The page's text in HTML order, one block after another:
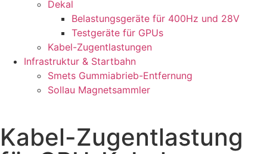
Dekal
Belastungsgeräte für 400Hz und 28V
Testgeräte für GPUs
Kabel-Zugentlastungen
Infrastruktur & Startbahn
Smets Gummiabrieb-Entfernung
Sollau Magnetsammler
Kabel-Zugentlastung